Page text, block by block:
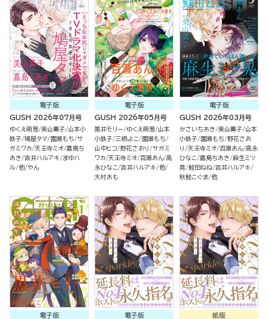
電子版
GUSH 2026年07月号
ゆくえ萌葱 美山薫子 山本小
鉄子 鳩屋タマ 園瀬もち サ
ガミワカ 天王寺ミオ 嘉島ち
あき 吉井ハルアキ
まゆハ
ル 他 やん
電子版
GUSH 2026年05月号
黒井モリー ゆくえ萌葱 山本
小鉄子 三栖よこ
園瀬もち
山中ヒコ 野花さおり
サガミ
ワカ 天王寺ミオ 百瀬あん 高
永ひなこ 吉井ハルアキ 他
大村あも
電子版
GUSH 2026年03月号
かさいちあき 美山薫子 山本
小鉄子 園瀬もち 野花さお
り
天王寺ミオ 百瀬あん 高永
ひなこ 嘉島ちあき
麻生ミツ
晃 鮭田ねね 吉井ハルアキ
秋鮭こぐま 他
電子版
電子版
紙版